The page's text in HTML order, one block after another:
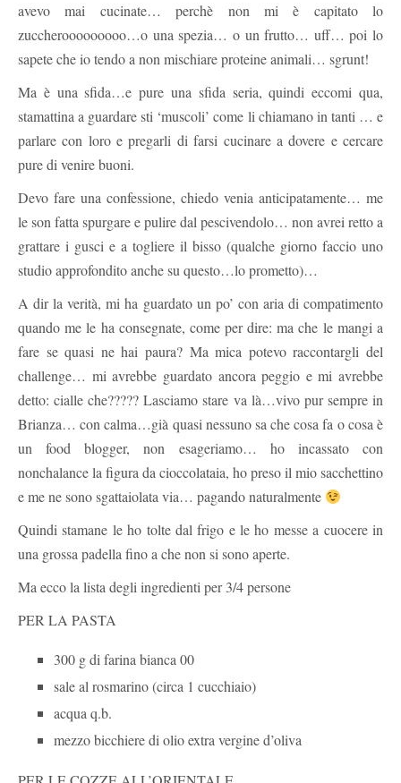
avevo mai cucinate… perchè non mi è capitato lo
zuccherooooooooo…o una spezia… o un frutto… uff… poi lo
sapete che io tendo a non mischiare proteine animali… sgrunt!
Ma è una sfida…e pure una sfida seria, quindi eccomi qua,
stamattina a guardare sti ‘muscoli’ come li chiamano in tanti … e
parlare con loro e pregarli di farsi cucinare a dovere e cercare
pure di venire buoni.
Devo fare una confessione, chiedo venia anticipatamente… me
le son fatta spurgare e pulire dal pescivendolo… non avrei retto a
grattare i gusci e a togliere il bisso (qualche giorno faccio uno
studio approfondito anche su questo…lo prometto)…
A dir la verità, mi ha guardato un po’ con aria di compatimento
quando me le ha consegnate, come per dire: ma che le mangi a
fare se quasi ne hai paura? Ma mica potevo raccontargli del
challenge… mi avrebbe guardato ancora peggio e mi avrebbe
detto: cialle che????? Lasciamo stare va là…vivo pur sempre in
Brianza… con calma…già quasi nessuno sa che cosa fa o cosa è
un food blogger, non esageriamo… ho incassato con
nonchalance la figura da cioccolataia, ho preso il mio sacchettino
e me ne sono sgattaiolata via… pagando naturalmente
Quindi stamane le ho tolte dal frigo e le ho messe a cuocere in
una grossa padella fino a che non si sono aperte.
Ma ecco la lista degli ingredienti per 3/4 persone
PER LA PASTA
300 g di farina bianca 00
sale al rosmarino (circa 1 cucchiaio)
acqua q.b.
mezzo bicchiere di olio extra vergine d’oliva